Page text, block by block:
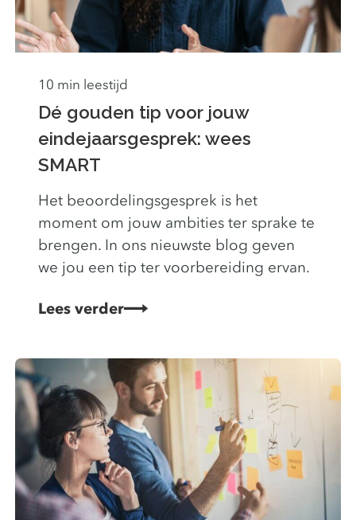
10 min leestijd
Dé gouden tip voor jouw
eindejaarsgesprek: wees
SMART
Het beoordelingsgesprek is het
moment om jouw ambities ter sprake te
brengen. In ons nieuwste blog geven
we jou een tip ter voorbereiding ervan.
Lees verder